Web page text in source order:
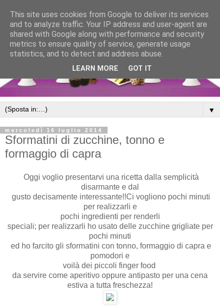
▼
mercoledì 16 luglio 2014
Sformatini di zucchine, tonno e
formaggio di capra
Oggi voglio presentarvi una ricetta dalla semplicità
disarmante e dal
gusto decisamente interessante!!Ci vogliono pochi minuti
per realizzarli e
pochi ingredienti per renderli
speciali; per realizzarli ho usato delle zucchine grigliate per
pochi minuti
ed ho farcito gli sformatini con tonno, formaggio di capra e
pomodori e
voilà dei piccoli finger food
da servire come aperitivo oppure antipasto per una cena
estiva a tutta freschezza!
This site uses cookies from Google to deliver its services
and to analyze traffic. Your IP address and user-agent are
shared with Google along with performance and security
metrics to ensure quality of service, generate usage
statistics, and to detect and address abuse.
LEARN MORE GOT IT